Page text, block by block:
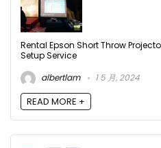
Rental Epson Short Throw
Setup Service
albertlam
1 5 月, 2024
READ MORE +